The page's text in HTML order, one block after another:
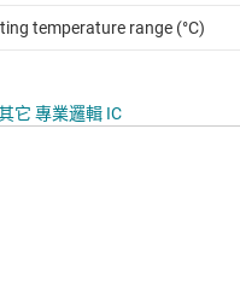
temperature range (°C)
它 專業邏輯 IC